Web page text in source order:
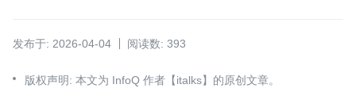
发布于: 2026-04-04 阅读数: 393
版权声明: 本文为 InfoQ 作者【italks】的原创文章。